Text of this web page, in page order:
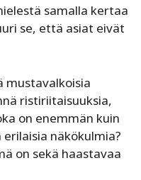
samalla kertaa
se, että asiat eivät
mustavalkoisia
ristiriitaisuuksia,
on enemmän kuin
näkökulmia?
on sekä haastavaa